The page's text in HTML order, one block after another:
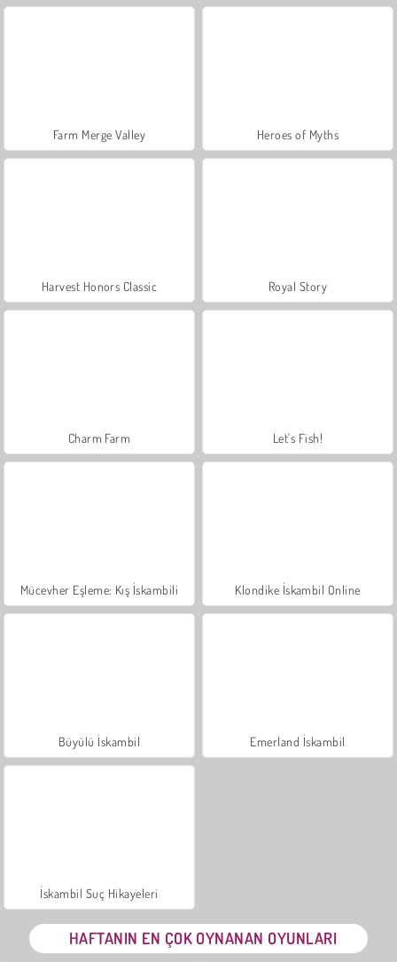
Farm Merge Valley Heroes of Myths
Harvest Honors Classic Royal Story
Charm Farm Let's Fish!
Mücevher Eşleme: Kış İskambili Klondike İskambil Online
Büyülü İskambil Emerland İskambil
İskambil Suç Hikayeleri
HAFTANIN EN ÇOK OYNANAN OYUNLARI